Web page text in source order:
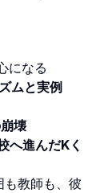
になる
ムと実例
壊
へ進んだKく
も教師も、彼